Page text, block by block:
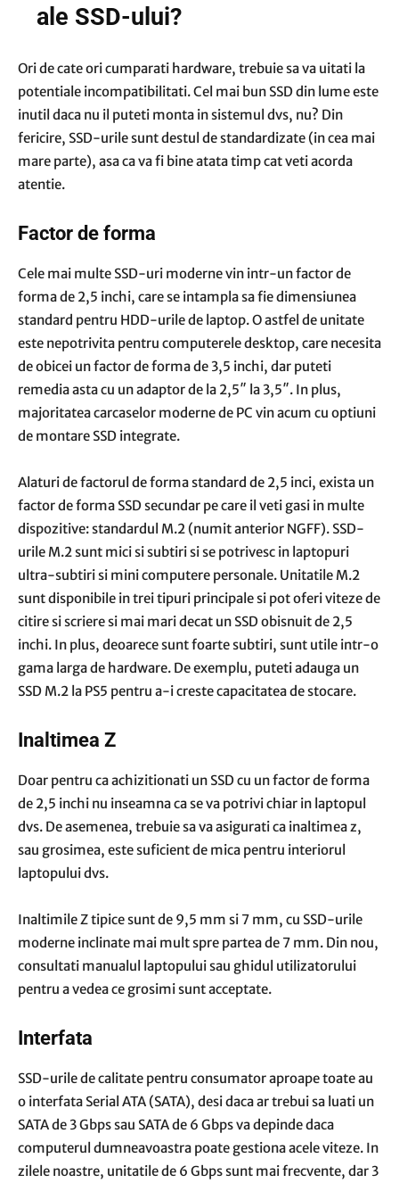
ale SSD-ului?
Ori de cate ori cumparati hardware, trebuie sa va uitati la
potentiale incompatibilitati. Cel mai bun SSD din lume este
inutil daca nu il puteti monta in sistemul dvs, nu? Din
fericire, SSD-urile sunt destul de standardizate (in cea mai
mare parte), asa ca va fi bine atata timp cat veti acorda
atentie.
Factor de forma
Cele mai multe SSD-uri moderne vin intr-un factor de
forma de 2,5 inchi, care se intampla sa fie dimensiunea
standard pentru HDD-urile de laptop. O astfel de unitate
este nepotrivita pentru computerele desktop, care necesita
de obicei un factor de forma de 3,5 inchi, dar puteti
remedia asta cu un adaptor de la 2,5″ la 3,5″. In plus,
majoritatea carcaselor moderne de PC vin acum cu optiuni
de montare SSD integrate.
Alaturi de factorul de forma standard de 2,5 inci, exista un
factor de forma SSD secundar pe care il veti gasi in multe
dispozitive: standardul M.2 (numit anterior NGFF). SSD-
urile M.2 sunt mici si subtiri si se potrivesc in laptopuri
ultra-subtiri si mini computere personale. Unitatile M.2
sunt disponibile in trei tipuri principale si pot oferi viteze de
citire si scriere si mai mari decat un SSD obisnuit de 2,5
inchi. In plus, deoarece sunt foarte subtiri, sunt utile intr-o
gama larga de hardware. De exemplu, puteti adauga un
SSD M.2 la PS5 pentru a-i creste capacitatea de stocare.
Inaltimea Z
Doar pentru ca achizitionati un SSD cu un factor de forma
de 2,5 inchi nu inseamna ca se va potrivi chiar in laptopul
dvs. De asemenea, trebuie sa va asigurati ca inaltimea z,
sau grosimea, este suficient de mica pentru interiorul
laptopului dvs.
Inaltimile Z tipice sunt de 9,5 mm si 7 mm, cu SSD-urile
moderne inclinate mai mult spre partea de 7 mm. Din nou,
consultati manualul laptopului sau ghidul utilizatorului
pentru a vedea ce grosimi sunt acceptate.
Interfata
SSD-urile de calitate pentru consumator aproape toate au
o interfata Serial ATA (SATA), desi daca ar trebui sa luati un
SATA de 3 Gbps sau SATA de 6 Gbps va depinde daca
computerul dumneavoastra poate gestiona acele viteze. In
zilele noastre, unitatile de 6 Gbps sunt mai frecvente, dar 3